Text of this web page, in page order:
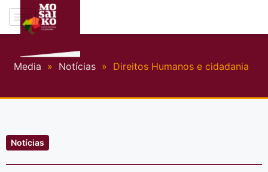
Media » Notícias » Direitos Humanos e cidadania
Notícias